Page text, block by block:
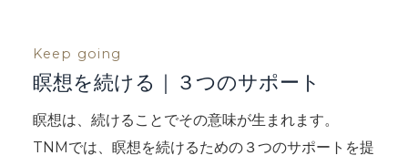
Keep going
瞑想を続ける｜３つのサポート
瞑想は、続けることでその意味が生まれます。
TNMでは、瞑想を続けるための３つのサポートを提